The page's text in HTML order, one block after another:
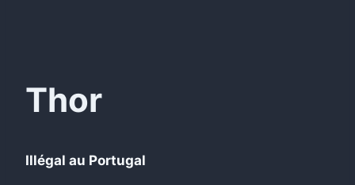
Thor
Illégal au Portugal